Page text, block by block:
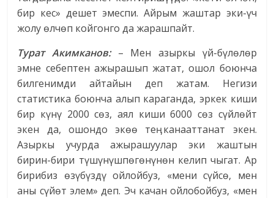
бир кес» дешет эмеспи. Айрым жаштар эки-үч
жолу өлчөп койгонго да жарашпайт.
Турат Акимканов:– Мен азыркы үй-бүлөлөр
эмне себептен ажырашып жатат, ошол боюнча
билгенимди айтайын деп жатам. Негизи
статистика боюнча алып караганда, эркек киши
бир күнү 2000 сөз, аял киши 6000 сөз сүйлөйт
экен да, ошондо экөө теӊ канааттанат экен.
Азыркы учурда ажырашуулар эки жаштын
бирин-бири түшүнүшпөгөнүнөн келип чыгат. Ар
бирибиз өзүбүздү ойлойбуз, «мени сүйсө, мен
аны сүйөт элем» деп. Эч качан ойлобойбуз, «мен